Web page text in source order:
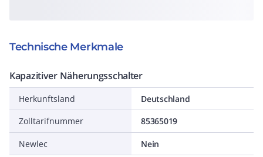
Technische Merkmale
Kapazitiver Näherungsschalter
Herkunftsland
Deutschland
Zolltarifnummer
85365019
Newlec Nein